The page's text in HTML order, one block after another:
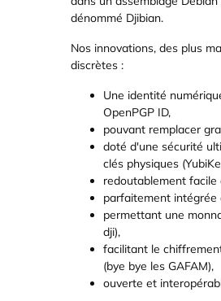
dénommé Djibian.
Nos innovations, des plus
discrètes :
Une identité
OpenPGP ID,
pouvant remplacer
doté d'une sécurité
clés physiques
redoutablement facile
parfaitement intégrée
permettant une
dji),
facilitant le
(bye bye les GAFAM),
ouverte et